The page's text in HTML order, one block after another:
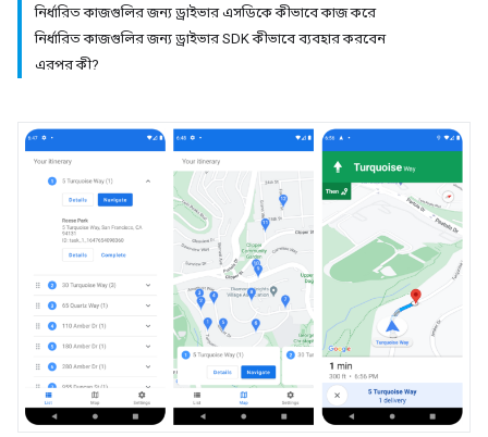
নির্ধারিত কাজগুলির জন্য ড্রাইভার এসডিকে কীভাবে কাজ করে
নির্ধারিত কাজগুলির জন্য ড্রাইভার SDK কীভাবে ব্যবহার করবেন
এরপর কী?